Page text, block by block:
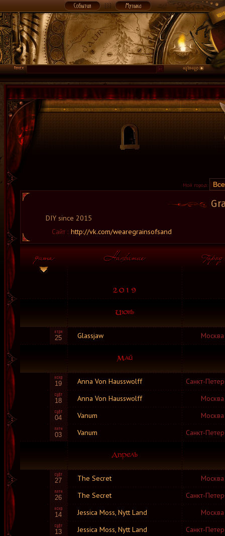
Мой город:
DIY since 2015
Сайт : http://vk.com/wearegrainsofsand
25 Glassjaw Москва
19 Anna Von Hausswolff Санкт-
18 Anna Von Hausswolff Москва
04 Vanum Москва
03 Vanum Санкт-
27 The Secret Москва
26 The Secret Санкт-
14 Jessica Moss, Nytt Land Москва
13 Jessica Moss, Nytt Land Санкт-